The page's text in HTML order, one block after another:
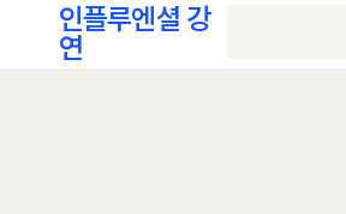
인플루엔셜 강
연